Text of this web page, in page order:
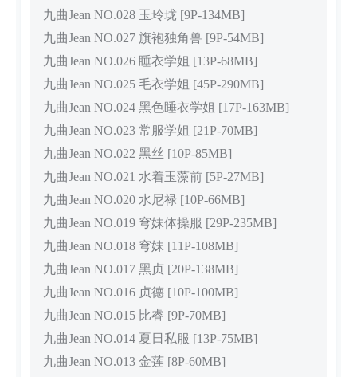
九曲Jean NO.028 玉玲珑 [9P-134MB]
九曲Jean NO.027 旗袍独角兽 [9P-54MB]
九曲Jean NO.026 睡衣学姐 [13P-68MB]
九曲Jean NO.025 毛衣学姐 [45P-290MB]
九曲Jean NO.024 黑色睡衣学姐 [17P-163MB]
九曲Jean NO.023 常服学姐 [21P-70MB]
九曲Jean NO.022 黑丝 [10P-85MB]
九曲Jean NO.021 水着玉藻前 [5P-27MB]
九曲Jean NO.020 水尼禄 [10P-66MB]
九曲Jean NO.019 穹妹体操服 [29P-235MB]
九曲Jean NO.018 穹妹 [11P-108MB]
九曲Jean NO.017 黑贞 [20P-138MB]
九曲Jean NO.016 贞德 [10P-100MB]
九曲Jean NO.015 比睿 [9P-70MB]
九曲Jean NO.014 夏日私服 [13P-75MB]
九曲Jean NO.013 金莲 [8P-60MB]